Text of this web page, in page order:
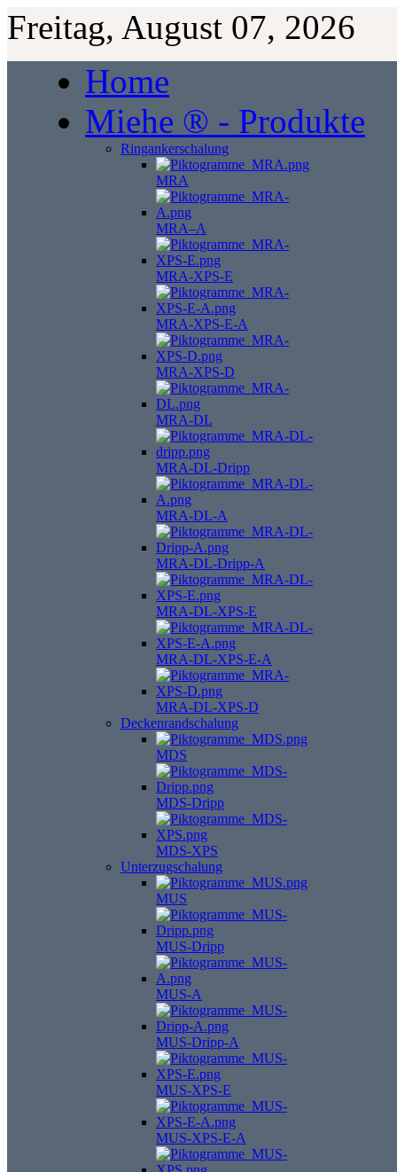
Freitag, August 07, 2026
Home
Miehe ® - Produkte
Ringankerschalung
MRA
MRA–A
MRA-XPS-E
MRA-XPS-E-A
MRA-XPS-D
MRA-DL
MRA-DL-Dripp
MRA-DL-A
MRA-DL-Dripp-A
MRA-DL-XPS-E
MRA-DL-XPS-E-A
MRA-DL-XPS-D
Deckenrandschalung
MDS
MDS-Dripp
MDS-XPS
Unterzugschalung
MUS
MUS-Dripp
MUS-A
MUS-Dripp-A
MUS-XPS-E
MUS-XPS-E-A